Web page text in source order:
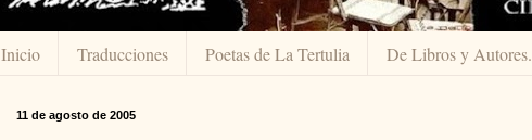
Inicio Traducciones Poetas de La Tertulia De Libros y Autores.
11 de agosto de 2005